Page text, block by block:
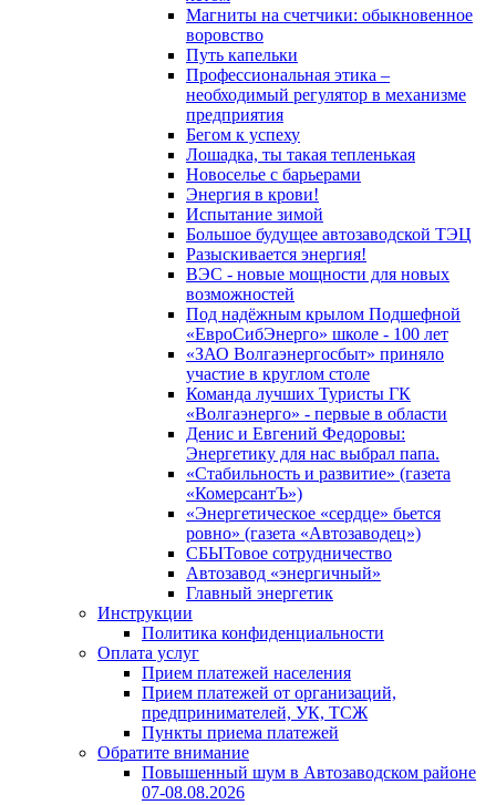
Магниты на счетчики: обыкновенное
воровство
Путь капельки
Профессиональная этика –
необходимый регулятор в механизме
предприятия
Бегом к успеху
Лошадка, ты такая тепленькая
Новоселье с барьерами
Энергия в крови!
Испытание зимой
Большое будущее автозаводской ТЭЦ
Разыскивается энергия!
ВЭС - новые мощности для новых
возможностей
Под надёжным крылом Подшефной
«ЕвроСибЭнерго» школе - 100 лет
«ЗАО Волгаэнергосбыт» приняло
участие в круглом столе
Команда лучших Туристы ГК
«Волгаэнерго» - первые в области
Денис и Евгений Федоровы:
Энергетику для нас выбрал папа.
«Стабильность и развитие» (газета
«КомерсантЪ»)
«Энергетическое «сердце» бьется
ровно» (газета «Автозаводец»)
СБЫТовое сотрудничество
Автозавод «энергичный»
Главный энергетик
Инструкции
Политика конфиденциальности
Оплата услуг
Прием платежей населения
Прием платежей от организаций,
предпринимателей, УК, ТСЖ
Пункты приема платежей
Обратите внимание
Повышенный шум в Автозаводском районе
07-08.08.2026